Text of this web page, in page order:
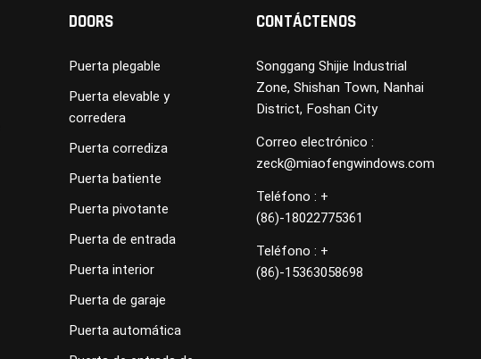
DOORS
Puerta plegable
Puerta elevable y
corredera
Puerta corrediza
Puerta batiente
Puerta pivotante
Puerta de entrada
Puerta interior
Puerta de garaje
Puerta automática
CONTÁCTENOS
Songgang Shijie Industrial
Zone, Shishan Town, Nanhai
District, Foshan City
Correo electrónico :
zeck@miaofengwindows.com
Teléfono : +
(86)-18022775361
Teléfono : +
(86)-15363058698